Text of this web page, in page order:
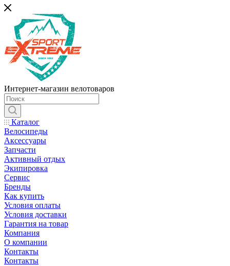
Интернет-магазин велотоваров
Каталог
Велосипеды
Аксессуары
Запчасти
Активный отдых
Экипировка
Сервис
Бренды
Как купить
Условия оплаты
Условия доставки
Гарантия на товар
Компания
О компании
Контакты
Контакты